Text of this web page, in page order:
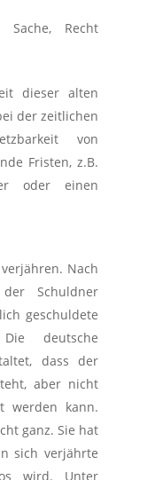
Recht
dieser alten
der zeitlichen
von
Fristen, z.B.
oder einen
Nach
Schuldner
geschuldete
deutsche
dass der
aber nicht
werden kann.
ganz. Sie hat
sich verjährte
wird. Unter